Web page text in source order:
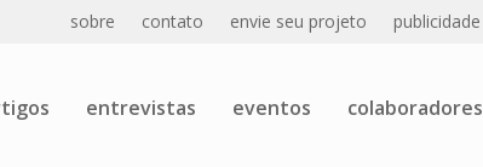
sobre contato envie seu projeto publicidade
entrevistas eventos colaboradores